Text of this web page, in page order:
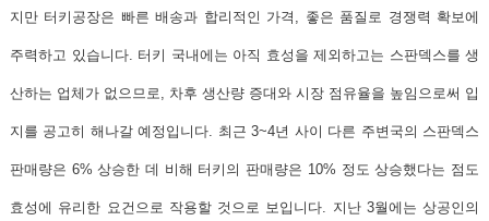
지만 터키공장은 빠른 배송과 합리적인 가격, 좋은 품질로 경쟁력 확보에
주력하고 있습니다. 터키 국내에는 아직 효성을 제외하고는 스판덱스를 생
산하는 업체가 없으므로, 차후 생산량 증대와 시장 점유율을 높임으로써 입
지를 공고히 해나갈 예정입니다. 최근 3~4년 사이 다른 주변국의 스판덱스
판매량은 6% 상승한 데 비해 터키의 판매량은 10% 정도 상승했다는 점도
효성에 유리한 요건으로 작용할 것으로 보입니다. 지난 3월에는 상공인의